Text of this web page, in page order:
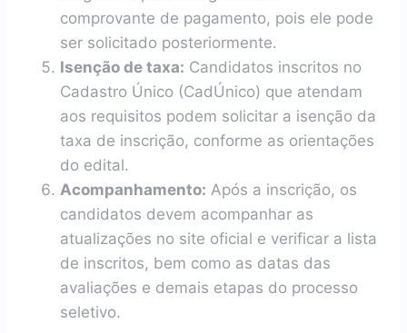
comprovante de pagamento, pois ele pode
ser solicitado posteriormente.
Isenção de taxa: Candidatos inscritos no
Cadastro Único (CadÚnico) que atendam
aos requisitos podem solicitar a isenção da
taxa de inscrição, conforme as orientações
do edital.
Acompanhamento: Após a inscrição, os
candidatos devem acompanhar as
atualizações no site oficial e verificar a lista
de inscritos, bem como as datas das
avaliações e demais etapas do processo
seletivo.